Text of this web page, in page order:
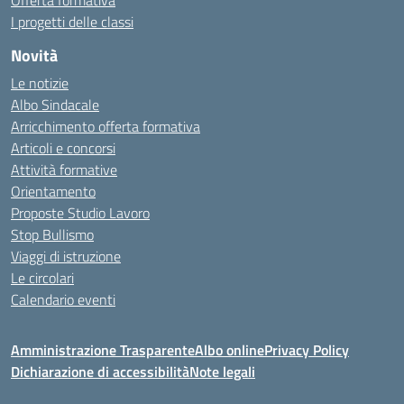
I progetti delle classi
Novità
Le notizie
Albo Sindacale
Arricchimento offerta formativa
Articoli e concorsi
Attività formative
Orientamento
Proposte Studio Lavoro
Stop Bullismo
Viaggi di istruzione
Le circolari
Calendario eventi
Amministrazione TrasparenteAlbo onlinePrivacy Policy
Dichiarazione di accessibilitàNote legali